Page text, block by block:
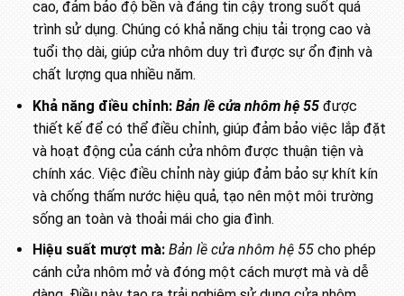
cao, đảm bảo độ bền và đáng tin cậy trong suốt quá
trình sử dụng. Chúng có khả năng chịu tải trọng cao và
tuổi thọ dài, giúp cửa nhôm duy trì được sự ổn định và
chất lượng qua nhiều năm.
Khả năng điều chỉnh: Bản lề cửa nhôm hệ 55được
thiết kế để có thể điều chỉnh, giúp đảm bảo việc lắp đặt
và hoạt động của cánh cửa nhôm được thuận tiện và
chính xác. Việc điều chỉnh này giúp đảm bảo sự khít kín
và chống thấm nước hiệu quả, tạo nên một môi trường
sống an toàn và thoải mái cho gia đình.
Hiệu suất mượt mà: Bản lề cửa nhôm hệ 55cho phép
cánh cửa nhôm mở và đóng một cách mượt mà và dễ